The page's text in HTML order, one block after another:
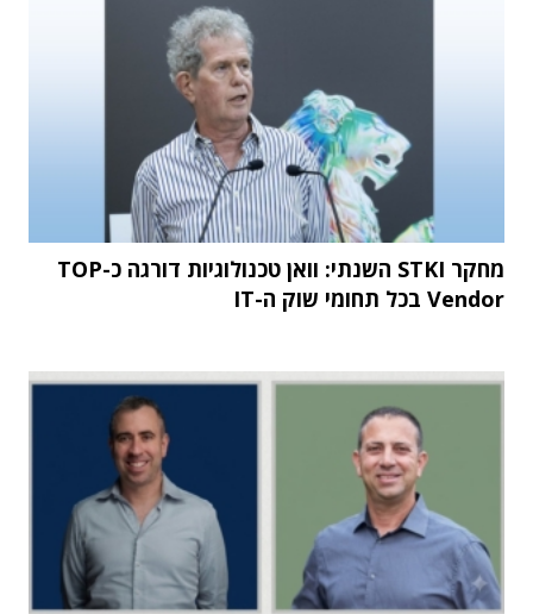
מחקר STKI השנתי: וואן טכנולוגיות דורגה כ-TOP
Vendor בכל תחומי שוק ה-IT